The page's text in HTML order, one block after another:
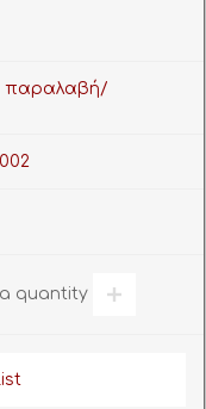
παραλαβή/
quantity